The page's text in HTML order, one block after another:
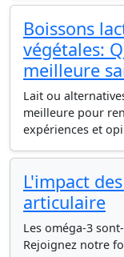
Boissons
végétales:
meilleure
Lait ou
meilleure pour
expériences et
L'impact
articulaire
Les oméga-3
Rejoignez notre